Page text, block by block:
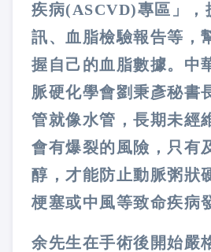
疾病(ASCVD)專區」，
訊、血脂檢驗報告等，
握自己的血脂數據。中
脈硬化學會劉秉彥秘書
管就像水管，長期未經
會有爆裂的風險，只有
醇，才能防止動脈粥狀
梗塞或中風等致命疾病
余先生在手術後開始嚴